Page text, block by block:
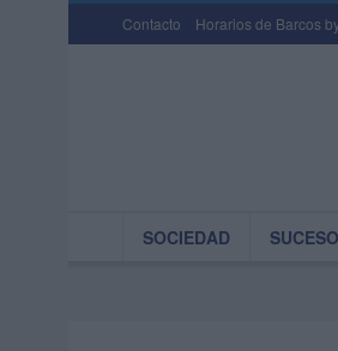
Contacto Horarios de Barcos
SOCIEDAD